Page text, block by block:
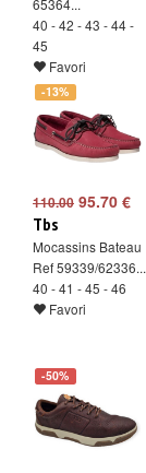
65364...
40 - 42 - 43 - 44 -
45
Favori
-13%
110.00 95.70 €
Tbs
Mocassins Bateau
Ref 59339/62336...
40 - 41 - 45 - 46
Favori
-50%